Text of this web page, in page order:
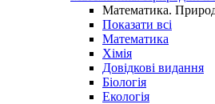
Математика.
Показати всі
Математика
Хімія
Довідкові видання
Біологія
Екологія